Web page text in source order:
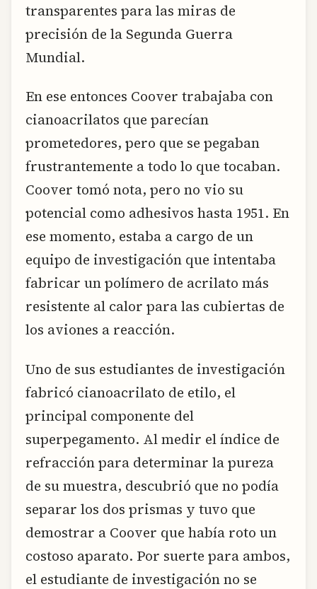
transparentes para las miras de
precisión de la Segunda Guerra
Mundial.
En ese entonces Coover trabajaba con
cianoacrilatos que parecían
prometedores, pero que se pegaban
frustrantemente a todo lo que tocaban.
Coover tomó nota, pero no vio su
potencial como adhesivos hasta 1951. En
ese momento, estaba a cargo de un
equipo de investigación que intentaba
fabricar un polímero de acrilato más
resistente al calor para las cubiertas de
los aviones a reacción.
Uno de sus estudiantes de investigación
fabricó cianoacrilato de etilo, el
principal componente del
superpegamento. Al medir el índice de
refracción para determinar la pureza
de su muestra, descubrió que no podía
separar los dos prismas y tuvo que
demostrar a Coover que había roto un
costoso aparato. Por suerte para ambos,
el estudiante de investigación no se